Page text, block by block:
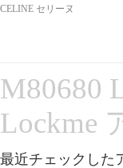
CELINE セリーヌ
M80680
Lockme
最近チェックした